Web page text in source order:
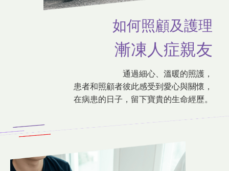
如何照顧及護理
漸凍人症親友
通過細心、溫暖的照護，
患者和照顧者彼此感受到愛心與關懷，
在病患的日子，留下寶貴的生命經歷。